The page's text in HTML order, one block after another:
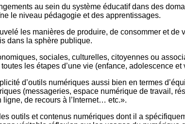
au sein du système éducatif dans des
le niveau pédagogie et des apprentissages.
les manières de produire, de consommer et
dans la sphère publique.
sociales, culturelles, citoyennes ou
les étapes d’une vie (enfance, adolescence
d’outils numériques aussi bien en termes
(messageries, espace numérique de travail,
de recours à l’Internet… etc.».
outils et contenus numériques dont il a